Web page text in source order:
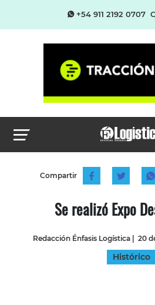
+54 911 2192 0707
Compartir
Se realizó Expo
Redacción Énfasis Logística | 20
Histórico